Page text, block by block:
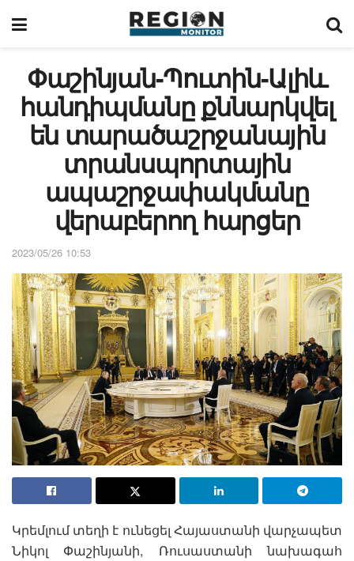
Փաշինյան-Պուտին-Ալիև
հանդիպմանը քննարկվել
են տարածաշրջանային
տրանսպորտային
ապաշրջափակմանը
վերաբերող հարցեր
2023/05/26 10:53
Կրեմլում տեղի է ունեցել Հայաստանի վարչապետ
Նիկոլ Փաշինյանի, Ռուսաստանի նախագահ